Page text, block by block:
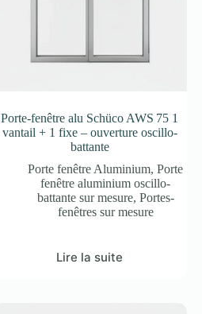
Porte-fenêtre alu Schüco AWS 75 1
vantail + 1 fixe – ouverture oscillo-
battante
Porte fenêtre Aluminium,Porte
fenêtre aluminium oscillo-
battante sur mesure, Portes-
fenêtres sur mesure
Lire la suite